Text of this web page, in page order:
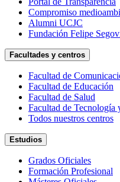
Compromiso
Alumni UCJC
Fundación Felipe
Facultades y centros
Facultad de
Facultad de Educación
Facultad de Salud
Facultad de Tecnología
Todos nuestros centros
Estudios
Grados Oficiales
Formación Profesional